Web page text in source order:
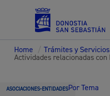
Home / Trámites y Servicios
Actividades relacionadas
ASOCIACIONES-ENTIDADESPor Tema